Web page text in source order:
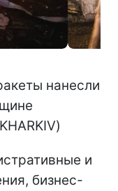
нанесли
и
бизнес-